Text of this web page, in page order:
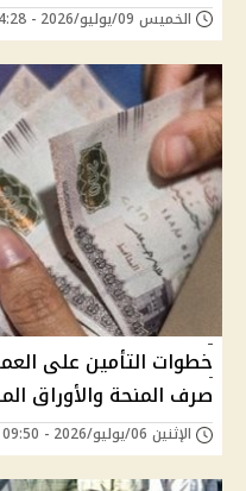
الخميس 09/يوليو/2026 - 04:28 م
خطوات التأمين على
صرف المنحة والأوراق
الإثنين 06/يوليو/2026 - 09:50 م